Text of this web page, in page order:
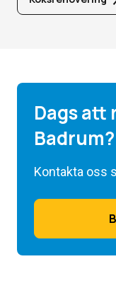
Dags att
Badrum?
Kontakta oss